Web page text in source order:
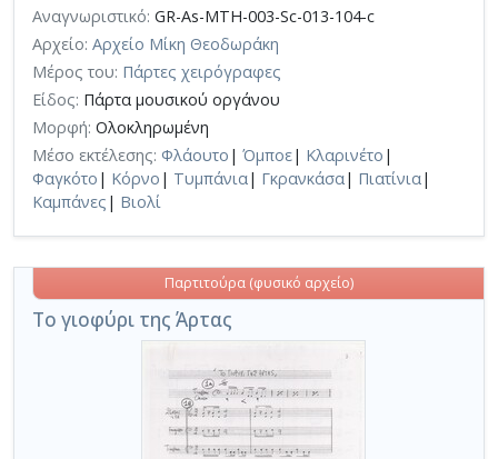
Αναγνωριστικό: GR-As-MTH-003-Sc-013-104-c
Αρχείο: Αρχείο Μίκη Θεοδωράκη
Μέρος του: Πάρτες χειρόγραφες
Είδος: Πάρτα μουσικού οργάνου
Μορφή: Ολοκληρωμένη
Μέσο εκτέλεσης: Φλάουτο | Όμποε| Κλαρινέτο |
Φαγκότο | Κόρνο | Τυμπάνια| Γκρανκάσα| Πιατίνια|
Καμπάνες | Βιολί
Το γιοφύρι της Άρτας
Παρτιτούρα (φυσικό αρχείο)